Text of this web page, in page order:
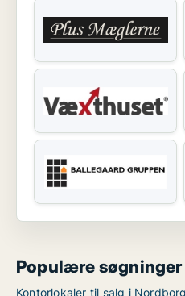
Populære søgninger
Kontorlokaler til salg i Nordborg